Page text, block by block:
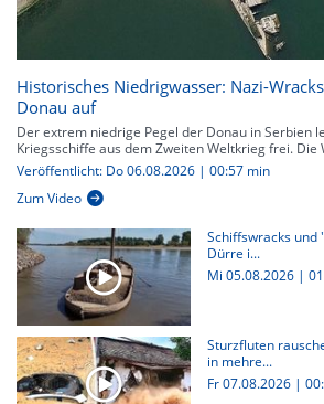
Historisches Niedrigwasser: Nazi-
Donau auf
Der extrem niedrige Pegel der Donau in Serbien
Kriegsschiffe aus dem Zweiten Weltkrieg frei. Die
Veröffentlicht: Do 06.08.2026 | 00:57 min
Zum Video
Schiffswracks und
Dürre i...
Mi 05.08.2026 |
Sturzfluten
in mehre...
Fr 07.08.2026 |